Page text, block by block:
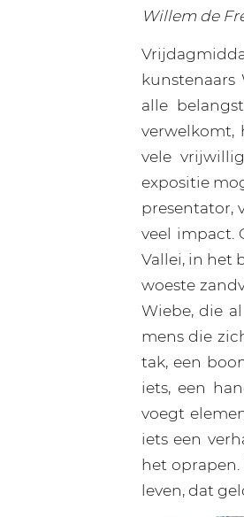
Willem de
alle
verwelkomt,
vele
expositie
presentator,
veel impact.
Vallei, in het
woeste
Wiebe, die
mens die
tak, een
iets, een
voegt
iets een
het
leven, dat